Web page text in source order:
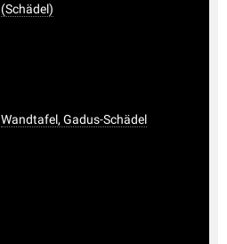
(Schädel)
Wandtafel, Gadus-Schädel